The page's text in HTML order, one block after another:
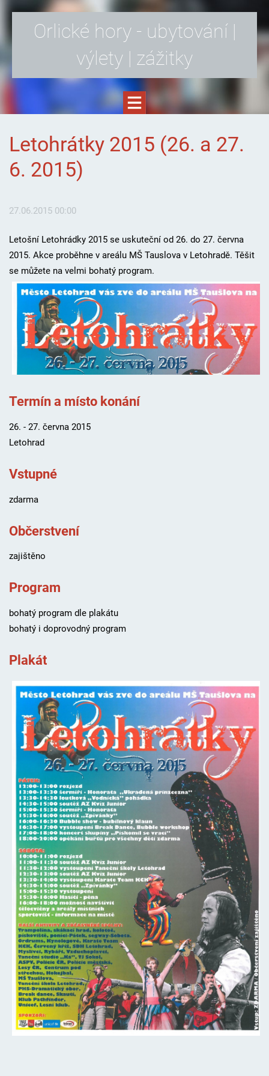
Orlické hory - ubytování |
výlety | zážitky
Letohrátky 2015 (26. a 27.
6. 2015)
27.06.2015 00:00
Letošní Letohrádky 2015 se uskuteční od 26. do 27. června
2015. Akce proběhne v areálu MŠ Tauslova v Letohradě. Těšit
se můžete na velmi bohatý program.
Termín a místo konání
26. - 27. června 2015
Letohrad
Vstupné
zdarma
Občerstvení
zajištěno
Program
bohatý program dle plakátu
bohatý i doprovodný program
Plakát